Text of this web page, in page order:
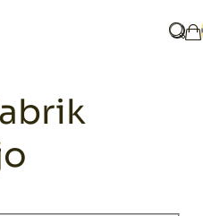
Taburete fabrik